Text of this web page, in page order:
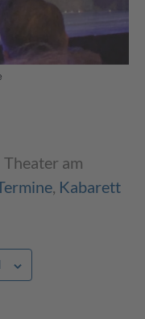
Theater am
Kabarett